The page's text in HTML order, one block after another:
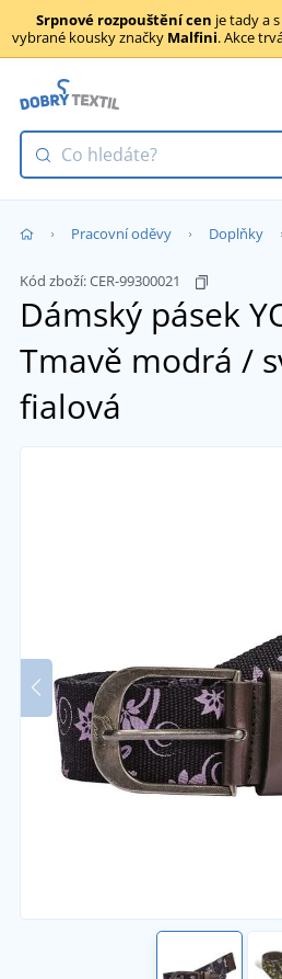
Srpnové rozpouštění cen je tady a
vybrané kousky značky Malfini. Akce
Pracovní oděvy Doplňky
Kód zboží:CER-99300021
Dámský pásek
Tmavě modrá /
fialová